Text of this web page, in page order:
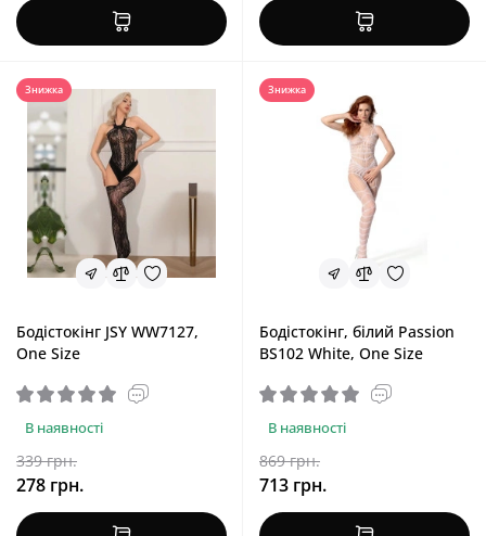
Знижка
Бодістокінг JSY WW7127,
One Size
В наявності
339 грн.
278 грн.
Знижка
Бодістокінг, білий Passion
BS102 White, One Size
В наявності
869 грн.
713 грн.